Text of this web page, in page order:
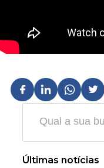
Últimas notícias